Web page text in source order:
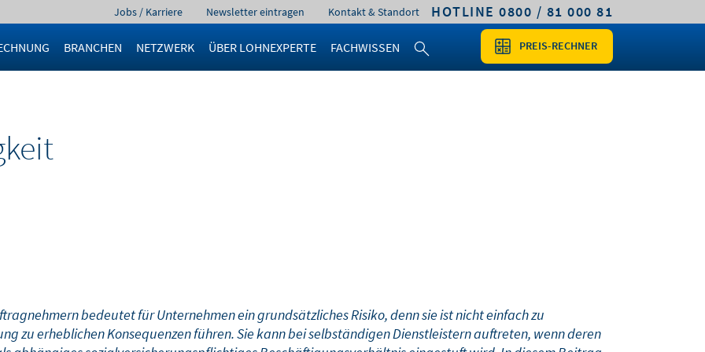
HOTLINE 0800 / 81 000 81
Navigation
Jobs / Karriere Newsletter eintragen Kontakt & Standort
BRANCHEN NETZWERK ÜBER LOHNEXPERTE FACHWISSEN PREIS-RECHNER
bedeutet für Unternehmen ein grundsätzliches Risiko, denn sie ist nicht einfach zu
zu erheblichen Konsequenzen führen. Sie kann bei selbständigen Dienstleistern auftreten, wenn deren